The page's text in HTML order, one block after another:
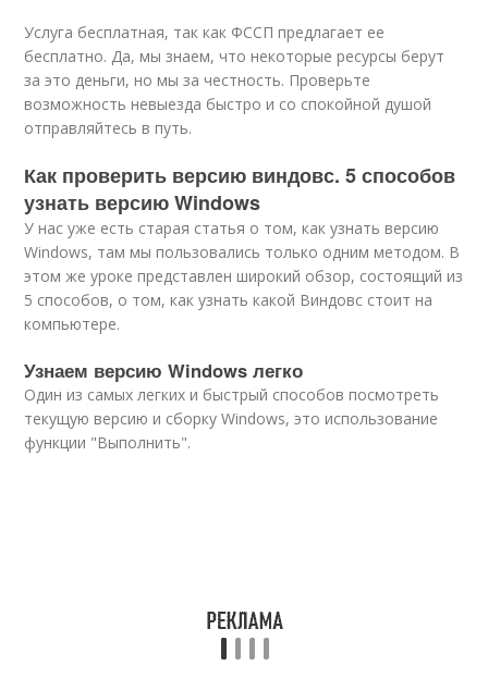
Услуга бесплатная, так как ФССП предлагает ее
бесплатно. Да, мы знаем, что некоторые ресурсы берут
за это деньги, но мы за честность. Проверьте
возможность невыезда быстро и со спокойной душой
отправляйтесь в путь.
Как проверить версию виндовс. 5 способов
узнать версию Windows
У нас уже есть старая статья о том, как узнать версию
Windows, там мы пользовались только одним методом. В
этом же уроке представлен широкий обзор, состоящий из
5 способов, о том, как узнать какой Виндовс стоит на
компьютере.
Узнаем версию Windows легко
Один из самых легких и быстрый способов посмотреть
текущую версию и сборку Windows, это использование
функции "Выполнить".